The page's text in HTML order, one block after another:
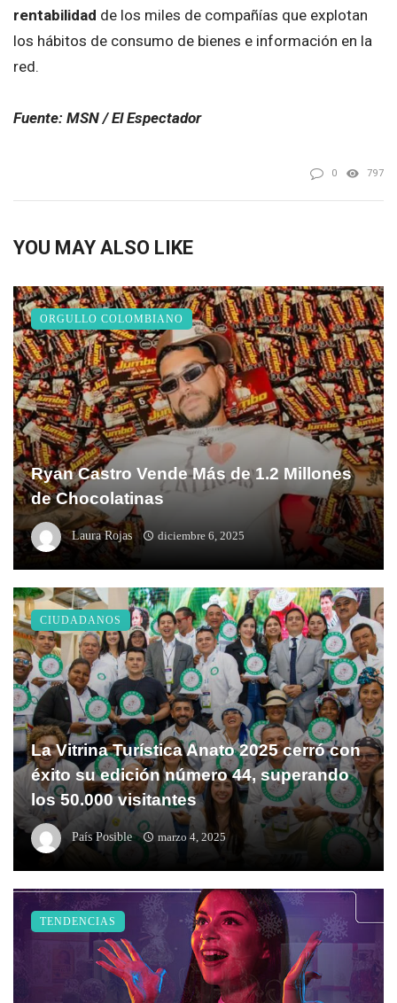
rentabilidad de los miles de compañías que explotan
los hábitos de consumo de bienes e información en la
red.
Fuente: MSN / El Espectador
0 797
YOU MAY ALSO LIKE
Ryan Castro Vende Más de 1.2 Millones
de Chocolatinas
Laura Rojas diciembre 6, 2025
ORGULLO COLOMBIANO
La Vitrina Turística Anato 2025 cerró con
éxito su edición número 44, superando
los 50.000 visitantes
País Posible marzo 4, 2025
CIUDADANOS
TENDENCIAS